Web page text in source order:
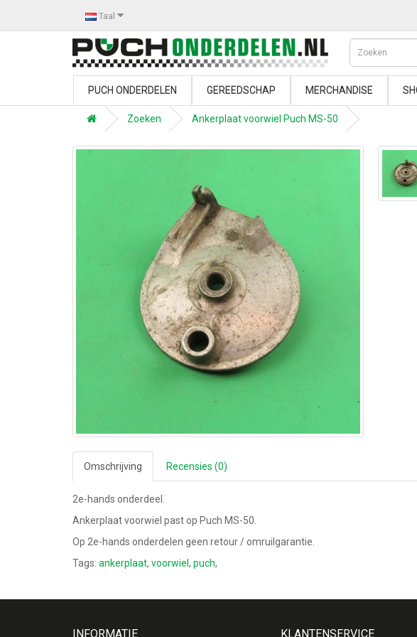
Taal
PUCH ONDERDELEN GEREEDSCHAP MERCHANDISE
Zoeken Ankerplaat voorwiel Puch MS-50
Omschrijving Recensies (0)
2e-hands onderdeel.
Ankerplaat voorwiel past op Puch MS-50.
Op 2e-hands onderdelen geen retour / omruilgarantie.
Tags: ankerplaat, voorwiel , puch,
INFORMATIE KLANTENSERVICE